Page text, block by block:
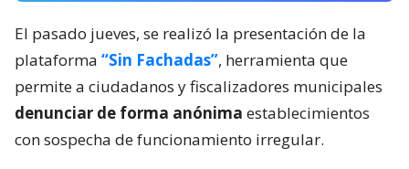
El pasado jueves, se realizó la presentación de la
plataforma “Sin Fachadas”, herramienta que
permite a ciudadanos y fiscalizadores municipales
denunciar de forma anónima establecimientos
con sospecha de funcionamiento irregular.